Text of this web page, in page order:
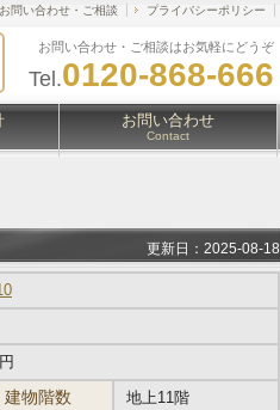
お問い合わせ・ご相談はお気軽にどうぞ
Tel.0120-868-666
お問い合わせ・ご相談 プライバシーポリシー
お問い合わせ
Contact
更新日：2025-08-18
建物階数 地上11階